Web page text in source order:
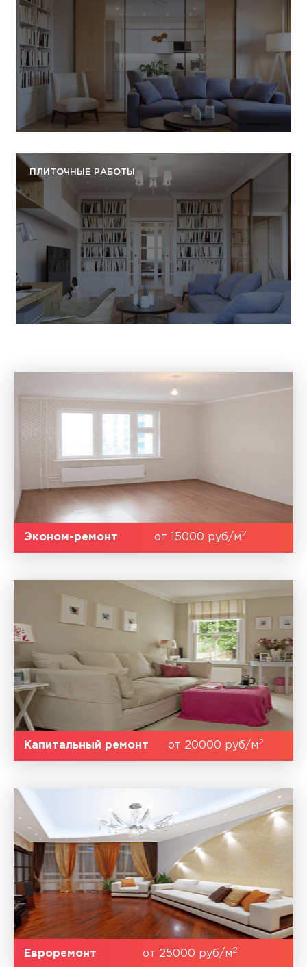
ПЛИТОЧНЫЕ РАБОТЫ
(при отделке рабочей зоны). Достоинства
керамической плитки очевидны – прочность,
декоративность, простота в уходе и невысокая
стоимость. Плитка не выделяет вредных веществ и
относится к экологичным материалом.
Подробнее
Эконом-ремонт от 15000 руб/м2
Капитальный ремонт от 20000 руб/м2
Евроремонт от 25000 руб/м2